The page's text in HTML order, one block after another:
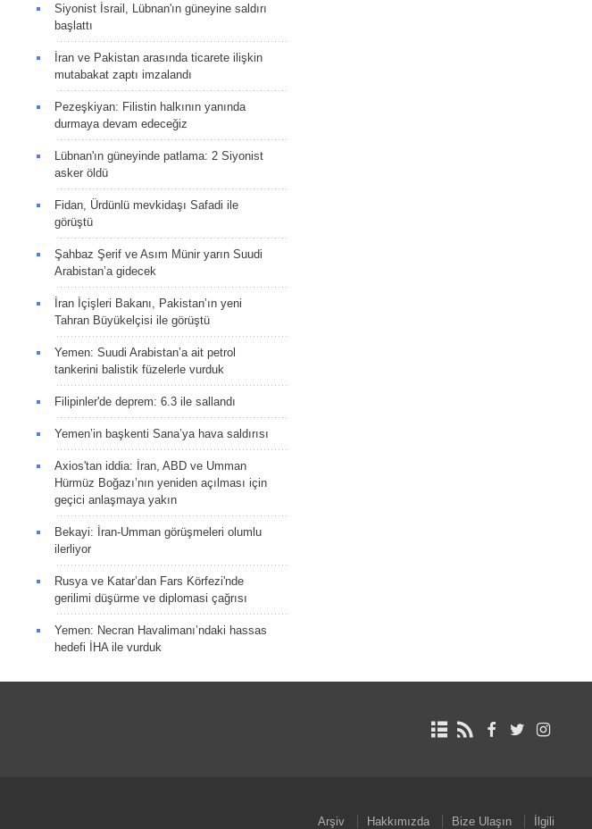
Siyonist İsrail, Lübnan'ın güneyine saldırı
başlattı
İran ve Pakistan arasında ticarete ilişkin
mutabakat zaptı imzalandı
Pezeşkiyan: Filistin halkının yanında
durmaya devam edeceğiz
Lübnan'ın güneyinde patlama: 2 Siyonist
asker öldü
Fidan, Ürdünlü mevkidaşı Safadi ile
görüştü
Şahbaz Şerif ve Asım Münir yarın Suudi
Arabistan’a gidecek
İran İçişleri Bakanı, Pakistan’ın yeni
Tahran Büyükelçisi ile görüştü
Yemen: Suudi Arabistan’a ait petrol
tankerini balistik füzelerle vurduk
Filipinler'de deprem: 6.3 ile sallandı
Yemen’in başkenti Sana’ya hava saldırısı
Axios'tan iddia: İran, ABD ve Umman
Hürmüz Boğazı’nın yeniden açılması için
geçici anlaşmaya yakın
Bekayi: İran-Umman görüşmeleri olumlu
ilerliyor
Rusya ve Katar’dan Fars Körfezi'nde
gerilimi düşürme ve diplomasi çağrısı
Yemen: Necran Havalimanı’ndaki hassas
hedefi İHA ile vurduk
Arşiv Hakkımızda Bize Ulaşın İlgili